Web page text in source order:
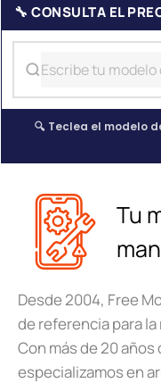
🔧 CONSULTA EL
🔍 Teclea el modelo
Tu
Desde 2004, Free
de referencia para
Con más de 20
especializamos en